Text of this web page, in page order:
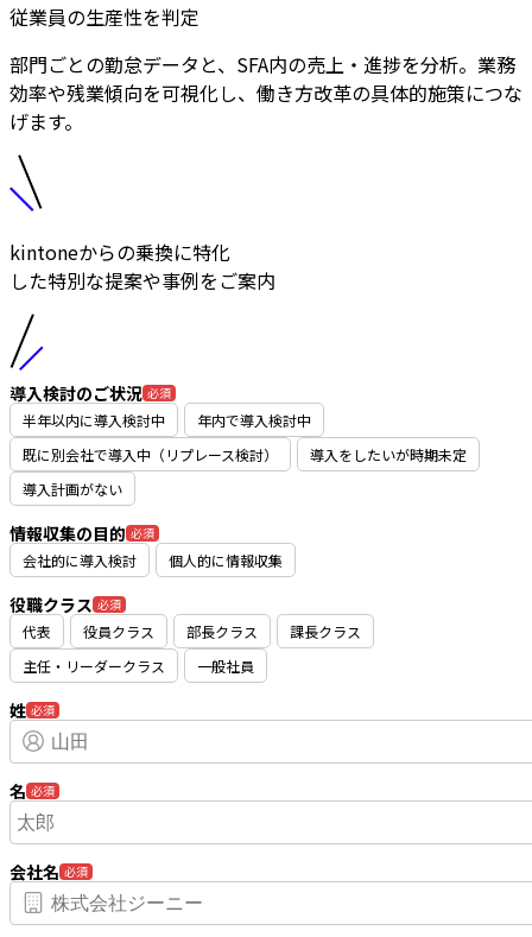
従業員の生産性を判定
部門ごとの勤怠データと、SFA内の売上・進捗を分析。業務
効率や残業傾向を可視化し、働き方改革の具体的施策につな
げます。
kintoneからの乗換に特化
した特別な提案や事例をご案内
導入検討のご状況 必須
半年以内に導入検討中
年内で導入検討中
既に別会社で導入中（リプレース検討）
導入をしたいが時期未定
導入計画がない
情報収集の目的 必須
会社的に導入検討 個人的に情報収集
役職クラス 必須
代表 役員クラス 部長クラス
課長クラス
主任・リーダークラス
一般社員
姓 必須
名 必須
会社名 必須